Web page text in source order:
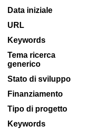
Data iniziale
URL
Keywords
Tema ricerca
generico
Stato di sviluppo
Finanziamento
Tipo di progetto
Keywords